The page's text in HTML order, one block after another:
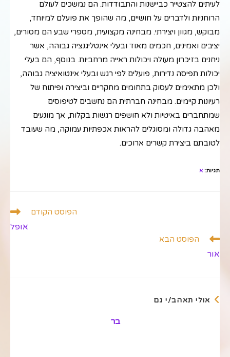
לעיתים להצטייר כביישנות והתבודדות. הם נמשכים לעולם
הרוחניות ולדברים על חושיים, מה שהופך את פועלם למיוחד,
מבוקש, מגוון ויצירתי. מבחינה מקצועית, מספרי שבע הם מסורים,
יציבים ואמינים, חכמים מאוד ובעלי אינטליגנציה גבוהה, אשר
ניחנים בזיכרון מעולה ויכולות ראייה מרחביות. בנוסף, הם בעלי
יכולות תפיסה נדירות, פועלים לפי רגש ובעלי אינטואיציה גבוהה,
ולכן מתאימים לעסוק בתחומים מחקריים וביצירה ופיתוח של
רעיונות קיימים. מבחינה חברתית הם נחשבים לטיפוסים
שמתחברים באיטיות ולא חושפים רגשות בקלות, אך מונעים
מאהבה גדולה ומסוגלים להראות אכפתיות עמוקה, מה שעובד
לטובתם ביצירת קשרים ארוכים.
תגיות: א
הפוסט הקודם
אופל
הפוסט הבא
אור
אולי תאהב/י גם
בר